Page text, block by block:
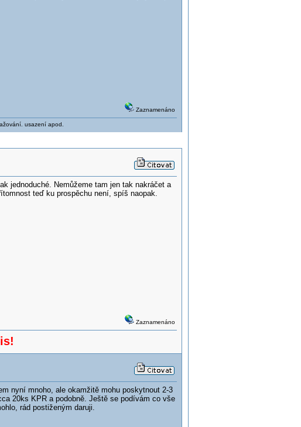
Zaznamenáno
usazení apod.
jednoduché. Nemůžeme tam jen tak nakráčet a
teď ku prospěchu není, spíš naopak.
Zaznamenáno
nyní mnoho, ale okamžitě mohu poskytnout 2-3
20ks KPR a podobně. Ještě se podívám co vše
rád postiženým daruji.